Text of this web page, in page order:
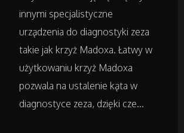
Inne Sklepy
Maszyny Specjalistyczne
Maszyny
innymi specjalistyczne
urządzenia do diagnostyki zeza
takie jak krzyż Madoxa. Łatwy w
użytkowaniu krzyż Madoxa
pozwala na ustalenie kąta w
diagnostyce zeza, dzięki cze...